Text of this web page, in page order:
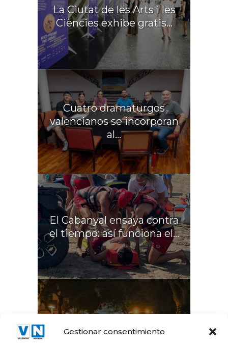
Gestionar consentimiento
La Ciutat de les Arts i les
Ciències exhibe gratis...
Cuatro dramaturgos
valencianos se incorporan
al...
El Cabanyal ensaya contra
el tiempo: así funciona el...
del Túria recupera el...